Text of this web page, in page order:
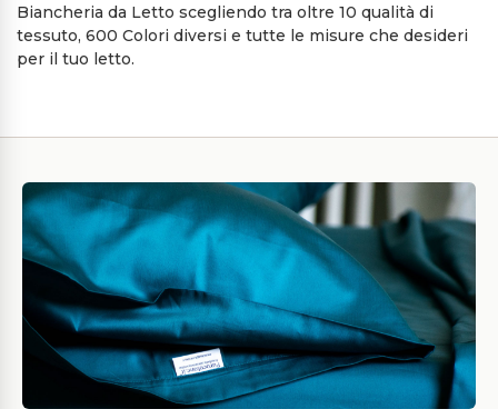
Biancheria da Letto scegliendo tra oltre 10 qualità di
tessuto, 600 Colori diversi e tutte le misure che desideri
per il tuo letto.